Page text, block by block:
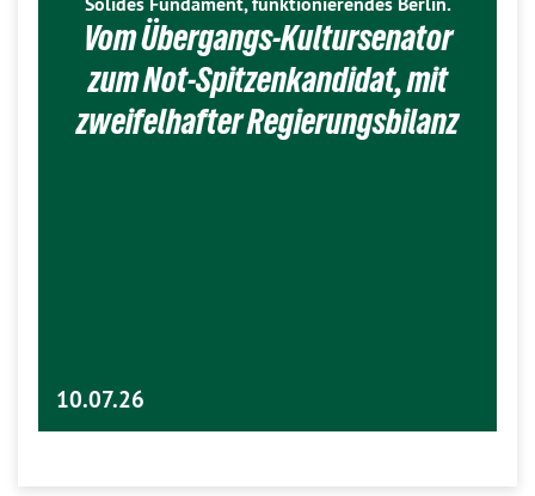
Vom Übergangs-Kultursenator
zum Not-Spitzenkandidat, mit
zweifelhafter Regierungsbilanz
10.07.26